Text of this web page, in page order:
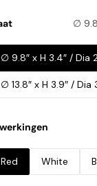
∅
∅ 9.8″ x H 3.4″ / Dia
∅ 13.8″ x H 3.9″ /
Red White